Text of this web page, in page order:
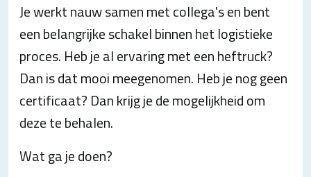
Je werkt nauw samen met collega's en bent
een belangrijke schakel binnen het logistieke
proces. Heb je al ervaring met een heftruck?
Dan is dat mooi meegenomen. Heb je nog geen
certificaat? Dan krijg je de mogelijkheid om
deze te behalen.
Wat ga je doen?